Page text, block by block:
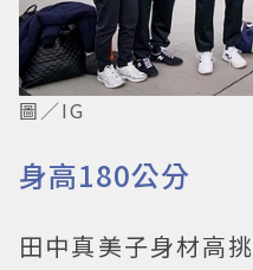
圖／IG
身高180公分
田中真美子身材高